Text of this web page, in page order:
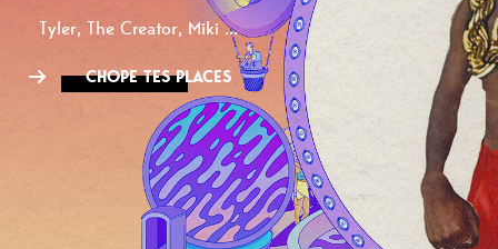
Tyler, The Creator, Miki ...
CHOPE TES PLACES